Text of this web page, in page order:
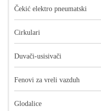
Čekić elektro pneumatski
Cirkulari
Duvači-usisivači
Fenovi za vreli vazduh
Glodalice